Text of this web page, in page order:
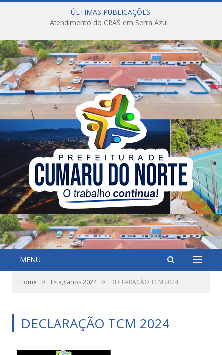
ÚLTIMAS PUBLICAÇÕES:
Atendimento do CRAS em Serra Azul
MENU
Home » Estagiários 2024 » DECLARAÇÃO TCM 2024
DECLARAÇÃO TCM 2024